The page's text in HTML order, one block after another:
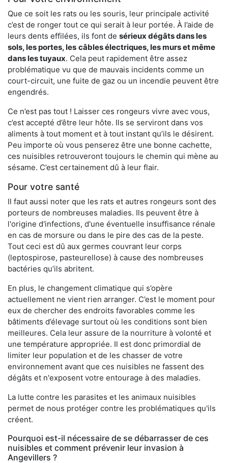
Que ce soit les rats ou les souris, leur principale activité
c’est de ronger tout ce qui serait à leur portée. À l’aide de
leurs dents effilées, ils font de sérieux dégâts dans les
sols, les portes, les câbles électriques, les murs et même
dans les tuyaux. Cela peut rapidement être assez
problématique vu que de mauvais incidents comme un
court-circuit, une fuite de gaz ou un incendie peuvent être
engendrés.
Ce n’est pas tout ! Laisser ces rongeurs vivre avec vous,
c’est accepté d’être leur hôte. Ils se serviront dans vos
aliments à tout moment et à tout instant qu’ils le désirent.
Peu importe où vous penserez être une bonne cachette,
ces nuisibles retrouveront toujours le chemin qui mène au
sésame. C’est certainement dû à leur flair.
Pour votre santé
Il faut aussi noter que les rats et autres rongeurs sont des
porteurs de nombreuses maladies. Ils peuvent être à
l'origine d'infections, d'une éventuelle insuffisance rénale
en cas de morsure ou dans le pire des cas de la peste.
Tout ceci est dû aux germes couvrant leur corps
(leptospirose, pasteurellose) à cause des nombreuses
bactéries qu’ils abritent.
En plus, le changement climatique qui s’opère
actuellement ne vient rien arranger. C’est le moment pour
eux de chercher des endroits favorables comme les
bâtiments d’élevage surtout où les conditions sont bien
meilleures. Cela leur assure de la nourriture à volonté et
une température appropriée. Il est donc primordial de
limiter leur population et de les chasser de votre
environnement avant que ces nuisibles ne fassent des
dégâts et n'exposent votre entourage à des maladies.
La lutte contre les parasites et les animaux nuisibles
permet de nous protéger contre les problématiques qu'ils
créent.
Pourquoi est-il nécessaire de se débarrasser de ces
nuisibles et comment prévenir leur invasion à
Angevillers ?